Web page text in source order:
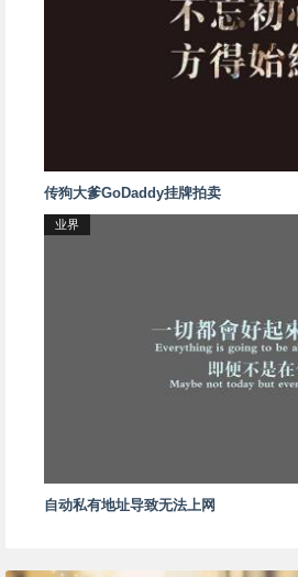
传狗大爹GoDaddy挂牌拍卖
业界
自动私有地址导致无法上网